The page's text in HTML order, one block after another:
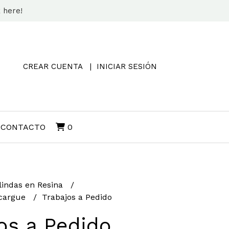
here!
CREAR CUENTA INICIAR SESIÓN
CONTACTO 0
en Resina
Trabajos a Pedido